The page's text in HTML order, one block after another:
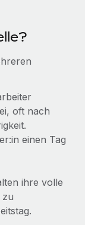
Business-
in deine
Team mit
oft nach
einen Tag
ihre volle
zu